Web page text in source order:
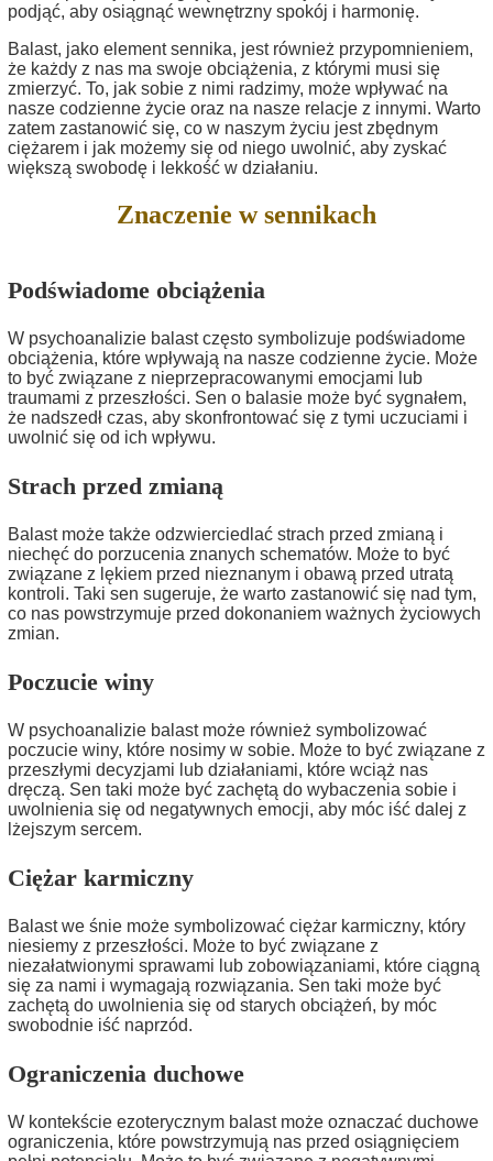
podjąć, aby osiągnąć wewnętrzny spokój i harmonię.
Balast, jako element sennika, jest również przypomnieniem,
że każdy z nas ma swoje obciążenia, z którymi musi się
zmierzyć. To, jak sobie z nimi radzimy, może wpływać na
nasze codzienne życie oraz na nasze relacje z innymi. Warto
zatem zastanowić się, co w naszym życiu jest zbędnym
ciężarem i jak możemy się od niego uwolnić, aby zyskać
większą swobodę i lekkość w działaniu.
Znaczenie w sennikach
Podświadome obciążenia
W psychoanalizie balast często symbolizuje podświadome
obciążenia, które wpływają na nasze codzienne życie. Może
to być związane z nieprzepracowanymi emocjami lub
traumami z przeszłości. Sen o balasie może być sygnałem,
że nadszedł czas, aby skonfrontować się z tymi uczuciami i
uwolnić się od ich wpływu.
Strach przed zmianą
Balast może także odzwierciedlać strach przed zmianą i
niechęć do porzucenia znanych schematów. Może to być
związane z lękiem przed nieznanym i obawą przed utratą
kontroli. Taki sen sugeruje, że warto zastanowić się nad tym,
co nas powstrzymuje przed dokonaniem ważnych życiowych
zmian.
Poczucie winy
W psychoanalizie balast może również symbolizować
poczucie winy, które nosimy w sobie. Może to być związane z
przeszłymi decyzjami lub działaniami, które wciąż nas
dręczą. Sen taki może być zachętą do wybaczenia sobie i
uwolnienia się od negatywnych emocji, aby móc iść dalej z
lżejszym sercem.
Ciężar karmiczny
Balast we śnie może symbolizować ciężar karmiczny, który
niesiemy z przeszłości. Może to być związane z
niezałatwionymi sprawami lub zobowiązaniami, które ciągną
się za nami i wymagają rozwiązania. Sen taki może być
zachętą do uwolnienia się od starych obciążeń, by móc
swobodnie iść naprzód.
Ograniczenia duchowe
W kontekście ezoterycznym balast może oznaczać duchowe
ograniczenia, które powstrzymują nas przed osiągnięciem